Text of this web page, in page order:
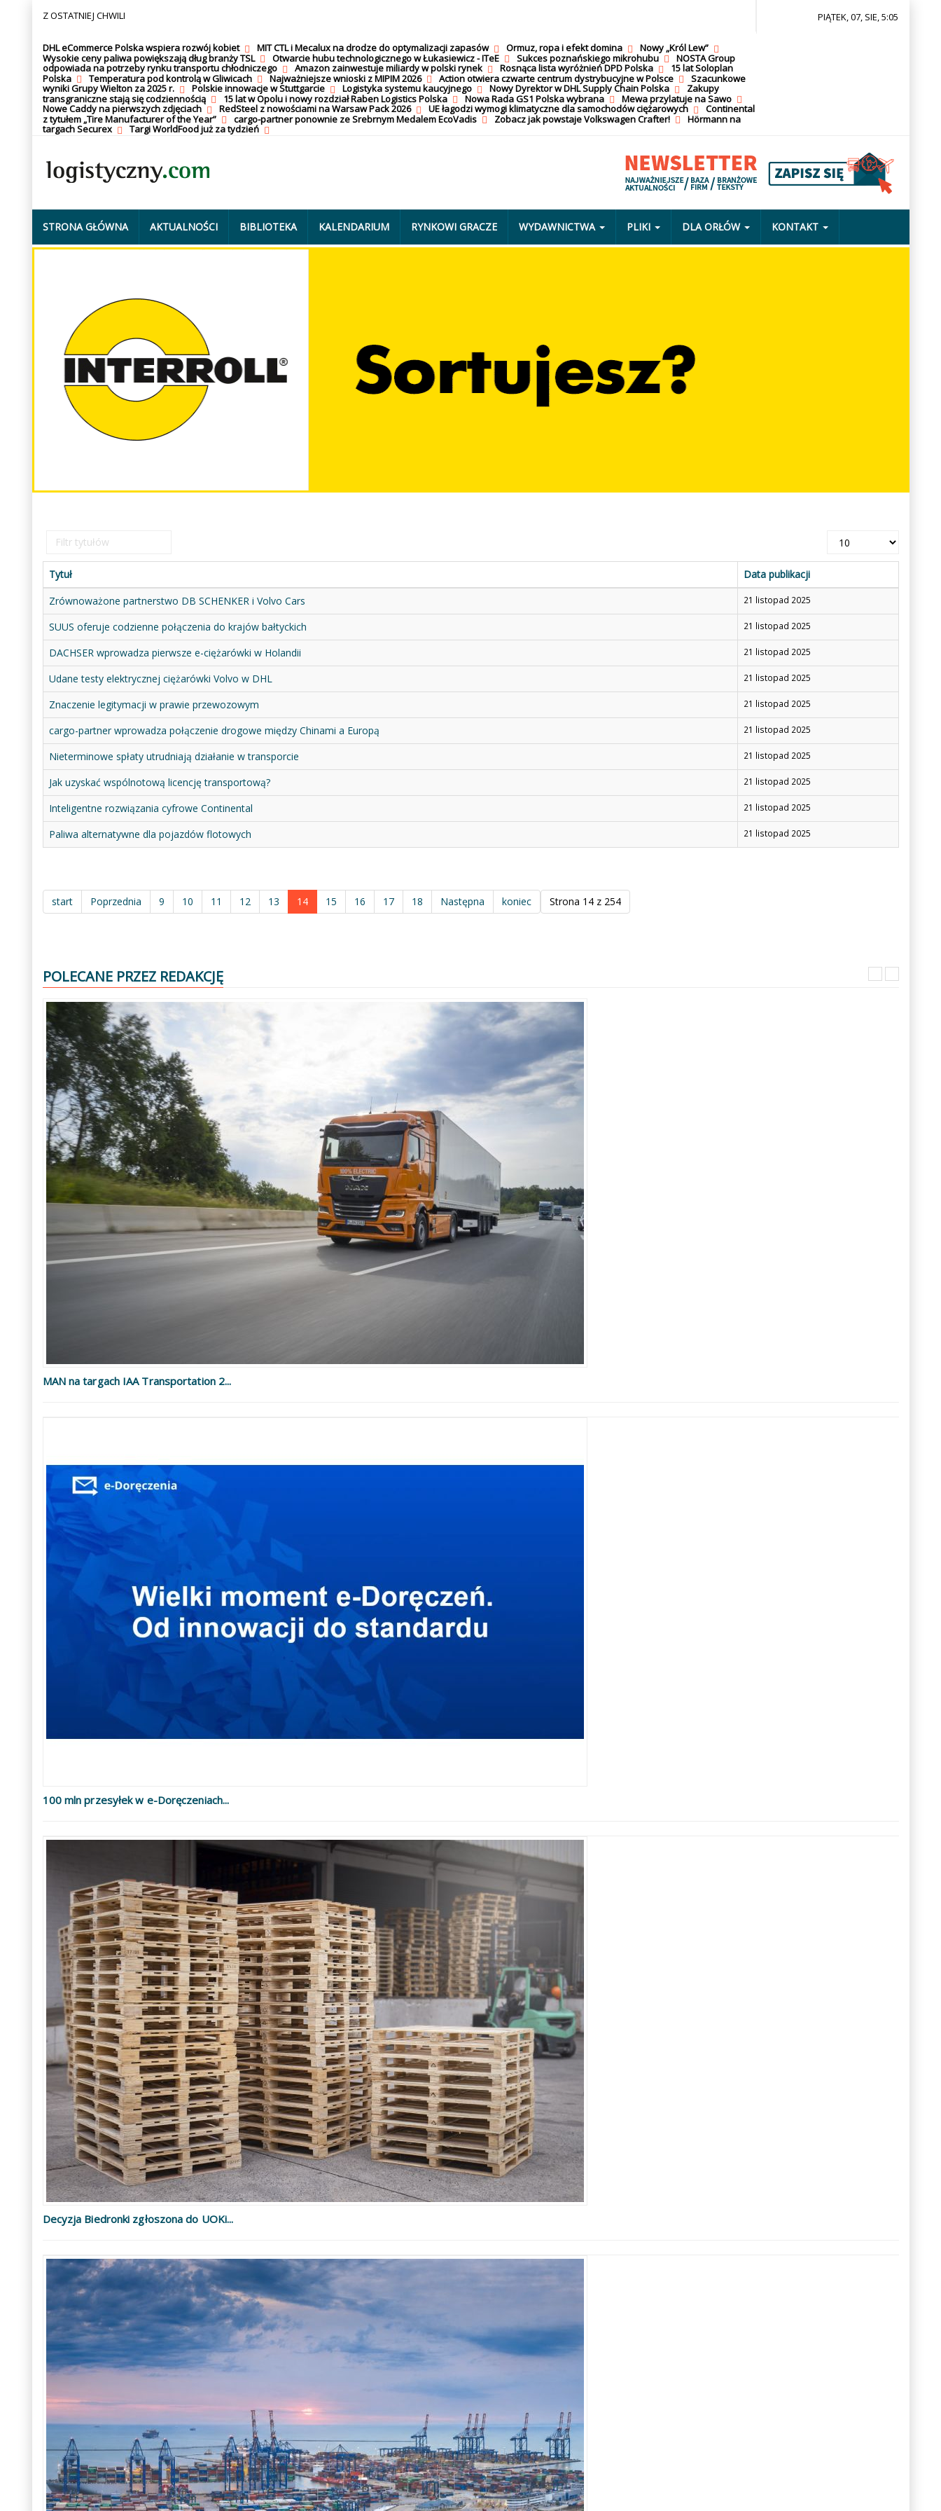
Z OSTATNIEJ CHWILI
DHL eCommerce Polska wspiera rozwój kobiet MIT CTL i Mecalux na drodze do optymalizacji zapasów Ormuz, ropa i efekt domina
Nowy „Król Lew”
Wysokie ceny paliwa powiększają dług branży TSL
Otwarcie hubu technologicznego w Łukasiewicz - ITeE Sukces poznańskiego mikrohubu
NOSTA Group
odpowiada na potrzeby rynku transportu chłodniczego
Amazon zainwestuje miliardy w polski rynek Rosnąca lista wyróżnień DPD Polska
15 lat Soloplan
Polska
Temperatura pod kontrolą w Gliwicach Najważniejsze wnioski z MIPIM 2026 Action otwiera czwarte centrum dystrybucyjne w Polsce
Szacunkowe
wyniki Grupy Wielton za 2025 r.
Polskie innowacje w Stuttgarcie Logistyka systemu kaucyjnego Nowy Dyrektor w DHL Supply Chain Polska
Zakupy
transgraniczne stają się codziennością
15 lat w Opolu i nowy rozdział Raben Logistics Polska Nowa Rada GS1 Polska wybrana
Mewa przylatuje na Sawo
Nowe Caddy na pierwszych zdjęciach
RedSteel z nowościami na Warsaw Pack 2026 UE łagodzi wymogi klimatyczne dla samochodów ciężarowych
Continental
z tytułem „Tire Manufacturer of the Year”
cargo-partner ponownie ze Srebrnym Medalem EcoVadis Zobacz jak powstaje Volkswagen Crafter!
Hörmann na
targach Securex
Targi WorldFood już za tydzień
PIĄTEK, 07, SIE, 5:05
STRONA GŁÓWNA AKTUALNOŚCI BIBLIOTEKA KALENDARIUM RYNKOWI GRACZE WYDAWNICTWA PLIKI DLA ORŁÓW KONTAKT
Filtr
tytułów
Pokaż
Tytuł
Data publikacji
Zrównoważone partnerstwo DB SCHENKER i Volvo Cars
21 listopad 2025
SUUS oferuje codzienne połączenia do krajów bałtyckich 21 listopad 2025
DACHSER wprowadza pierwsze e-ciężarówki w Holandii 21 listopad 2025
Udane testy elektrycznej ciężarówki Volvo w DHL 21 listopad 2025
Znaczenie legitymacji w prawie przewozowym 21 listopad 2025
cargo-partner wprowadza połączenie drogowe między Chinami a Europą 21 listopad 2025
Nieterminowe spłaty utrudniają działanie w transporcie 21 listopad 2025
Jak uzyskać wspólnotową licencję transportową? 21 listopad 2025
Inteligentne rozwiązania cyfrowe Continental 21 listopad 2025
Paliwa alternatywne dla pojazdów flotowych 21 listopad 2025
Strona 14 z 254
start Poprzednia 9 10 11 12 13 14 15 16 17 18 Następna koniec
POLECANE PRZEZ REDAKCJĘ
Poprzedni
Następny
MAN na targach IAA Transportation 2...
100 mln przesyłek w e-Doręczeniach...
Decyzja Biedronki zgłoszona do UOKi...